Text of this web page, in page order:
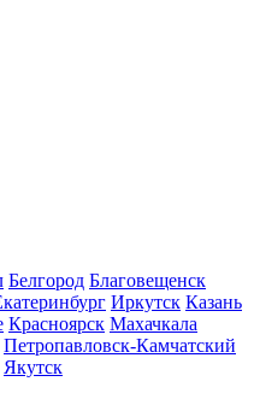
Белгород Благовещенск
Иркутск Казань
Красноярск Махачкала
Петропавловск-Камчатский
Якутск